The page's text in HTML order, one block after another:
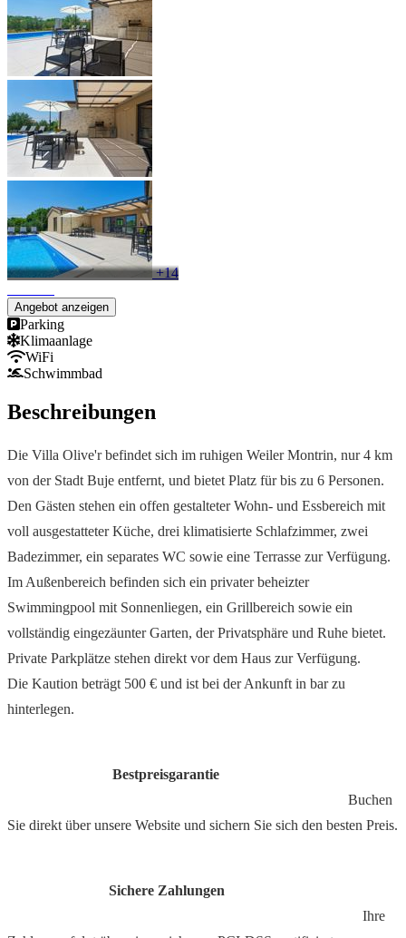
+14
Angebot anzeigen
Parking
Klimaanlage
WiFi
Schwimmbad
Beschreibungen
Die Villa Olive'r befindet sich im ruhigen Weiler Montrin, nur 4 km
von der Stadt Buje entfernt, und bietet Platz für bis zu 6 Personen.
Den Gästen stehen ein offen gestalteter Wohn- und Essbereich mit
voll ausgestatteter Küche, drei klimatisierte Schlafzimmer, zwei
Badezimmer, ein separates WC sowie eine Terrasse zur Verfügung.
Im Außenbereich befinden sich ein privater beheizter
Swimmingpool mit Sonnenliegen, ein Grillbereich sowie ein
vollständig eingezäunter Garten, der Privatsphäre und Ruhe bietet.
Private Parkplätze stehen direkt vor dem Haus zur Verfügung.
Die Kaution beträgt 500 € und ist bei der Ankunft in bar zu
hinterlegen.
Bestpreisgarantie
Buchen
Sie direkt über unsere Website und sichern Sie sich den besten Preis.
Sichere Zahlungen
Ihre